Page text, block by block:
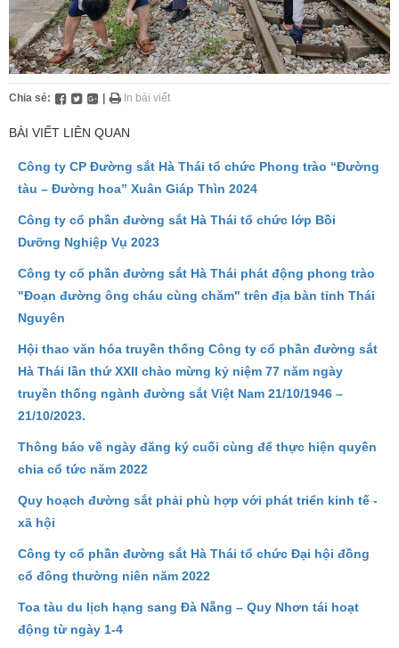
Chia sẻ: | In bài viết
BÀI VIẾT LIÊN QUAN
Công ty CP Đường sắt Hà Thái tổ chức Phong trào “Đường
tàu – Đường hoa” Xuân Giáp Thìn 2024
Công ty cổ phần đường sắt Hà Thái tổ chức lớp Bồi
Dưỡng Nghiệp Vụ 2023
Công ty cổ phần đường sắt Hà Thái phát động phong trào
"Đoạn đường ông cháu cùng chăm" trên địa bàn tỉnh Thái
Nguyên
Hội thao văn hóa truyền thống Công ty cổ phần đường sắt
Hà Thái lần thứ XXII chào mừng kỷ niệm 77 năm ngày
truyền thống ngành đường sắt Việt Nam 21/10/1946 –
21/10/2023.
Thông báo về ngày đăng ký cuối cùng để thực hiện quyền
chia cổ tức năm 2022
Quy hoạch đường sắt phải phù hợp với phát triển kinh tế -
xã hội
Công ty cổ phần đường sắt Hà Thái tổ chức Đại hội đồng
cổ đông thường niên năm 2022
Toa tàu du lịch hạng sang Đà Nẵng – Quy Nhơn tái hoạt
động từ ngày 1-4